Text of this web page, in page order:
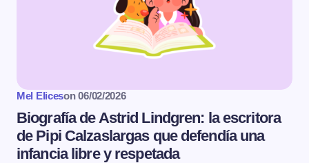
Mel Eliceson 06/02/2026
Biografía de Astrid Lindgren: la escritora
de Pipi Calzaslargas que defendía una
infancia libre y respetada